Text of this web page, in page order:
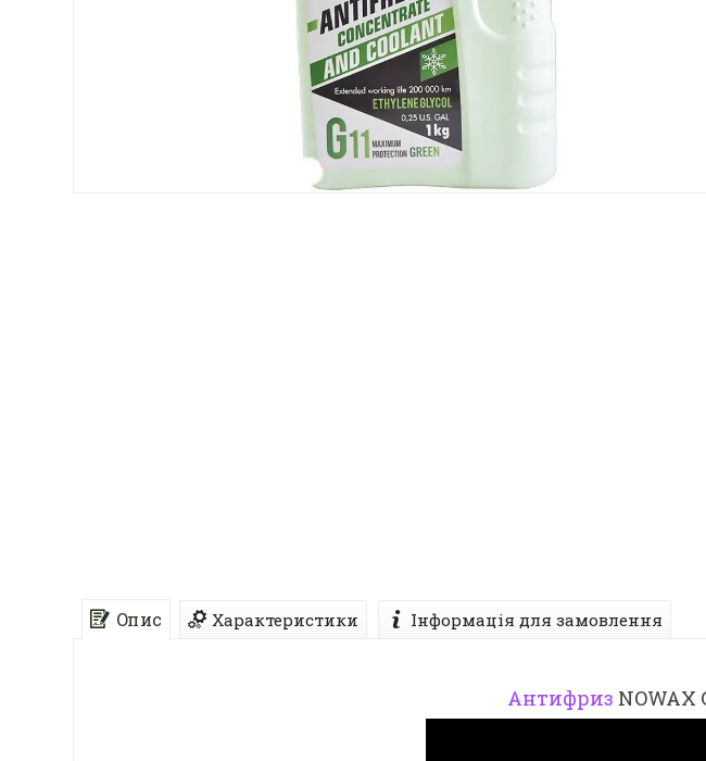
Опис Характеристики Інформація для замовлення
Антифриз NOWAX